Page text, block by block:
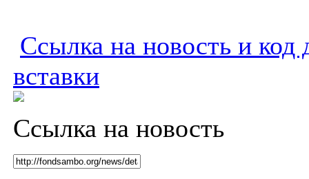
Ссылка на новость и код
вставки
Ссылка на новость